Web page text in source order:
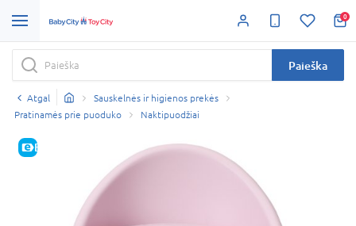
0
Paieška
Atgal
Sauskelnės ir higienos prekės
Pratinamės prie puoduko
Naktipuodžiai
E-KAINA